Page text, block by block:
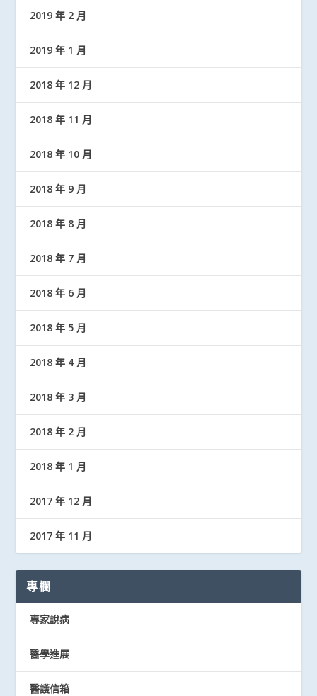
2019 年 2 月
2019 年 1 月
2018 年 12 月
2018 年 11 月
2018 年 10 月
2018 年 9 月
2018 年 8 月
2018 年 7 月
2018 年 6 月
2018 年 5 月
2018 年 4 月
2018 年 3 月
2018 年 2 月
2018 年 1 月
2017 年 12 月
2017 年 11 月
專欄
專家說病
醫學進展
醫護信箱